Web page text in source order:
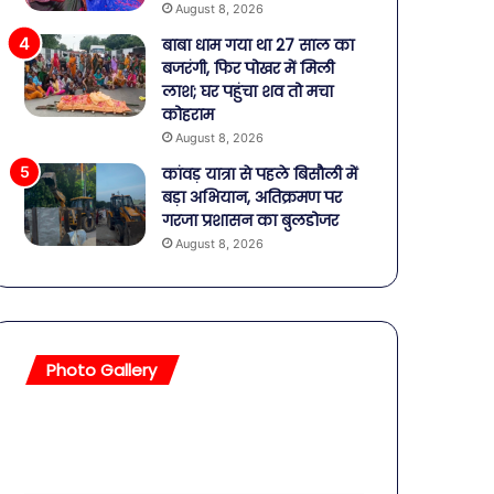
August 8, 2026
बाबा धाम गया था 27 साल का
बजरंगी, फिर पोखर में मिली
लाश; घर पहुंचा शव तो मचा
कोहराम
August 8, 2026
कांवड़ यात्रा से पहले बिसौली में
बड़ा अभियान, अतिक्रमण पर
गरजा प्रशासन का बुलडोजर
August 8, 2026
Photo Gallery